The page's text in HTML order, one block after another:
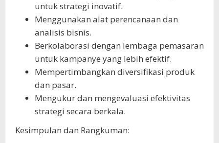
untuk strategi inovatif.
Menggunakan alat perencanaan dan
analisis bisnis.
Berkolaborasi dengan lembaga pemasaran
untuk kampanye yang lebih efektif.
Mempertimbangkan diversifikasi produk
dan pasar.
Mengukur dan mengevaluasi efektivitas
strategi secara berkala.
Kesimpulan dan Rangkuman: